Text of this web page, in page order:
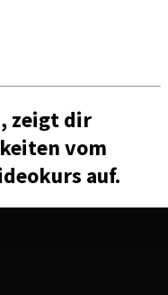
zeigt dir
vom
auf.